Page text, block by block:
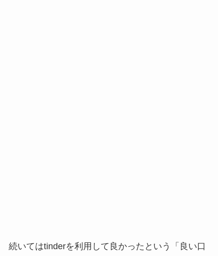
続いてはtinderを利用して良かったという「良い口